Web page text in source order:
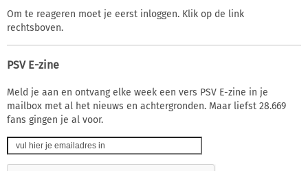
Om te reageren moet je eerst inloggen. Klik op de link
rechtsboven.
PSV E-zine
Meld je aan en ontvang elke week een vers PSV E-zine in je
mailbox met al het nieuws en achtergronden. Maar liefst 28.669
fans gingen je al voor.